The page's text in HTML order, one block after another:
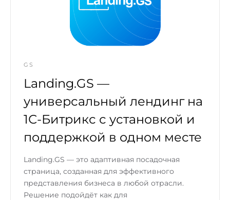
GS
Landing.GS —
универсальный лендинг на
1С-Битрикс с установкой и
поддержкой в одном месте
Landing.GS — это адаптивная посадочная
страница, созданная для эффективного
представления бизнеса в любой отрасли.
Решение подойдёт как для